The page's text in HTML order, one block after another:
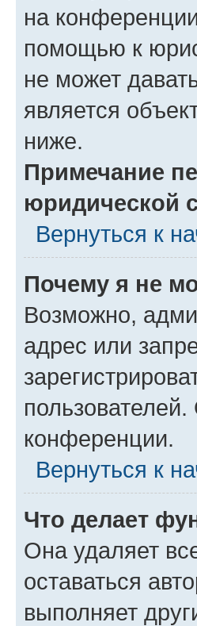
на
помощью к
не может
является
ниже.
Примечание
юридической
Вернуться к
Почему я не
Возможно,
адрес или
конференции.
Вернуться к
Что делает
Она удаляет
оставаться
выполняет